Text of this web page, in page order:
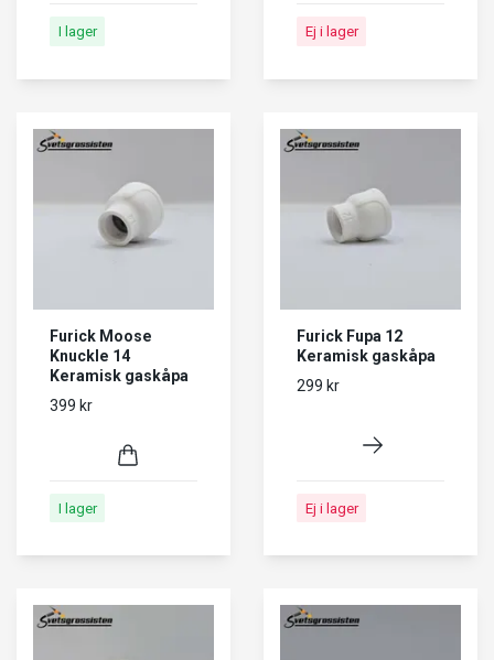
I lager Ej i lager
Furick Moose
Knuckle 14
Keramisk gaskåpa
399 kr
I lager
Furick Fupa 12
Keramisk gaskåpa
299 kr
Ej i lager